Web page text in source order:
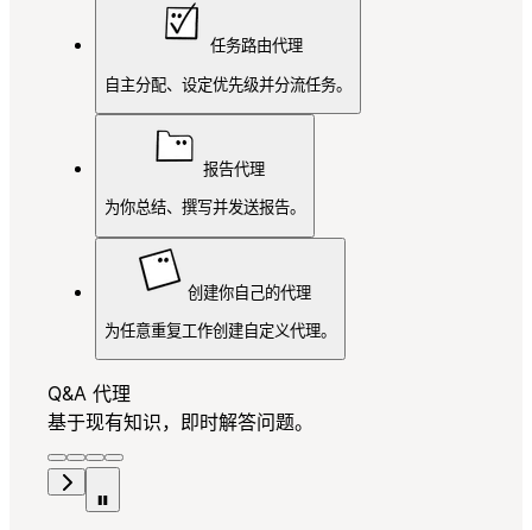
任务路由代理
自主分配、设定优先级并分流任务。
报告代理
为你总结、撰写并发送报告。
创建你自己的代理
为任意重复工作创建自定义代理。
Q&A 代理
基于现有知识，即时解答问题。